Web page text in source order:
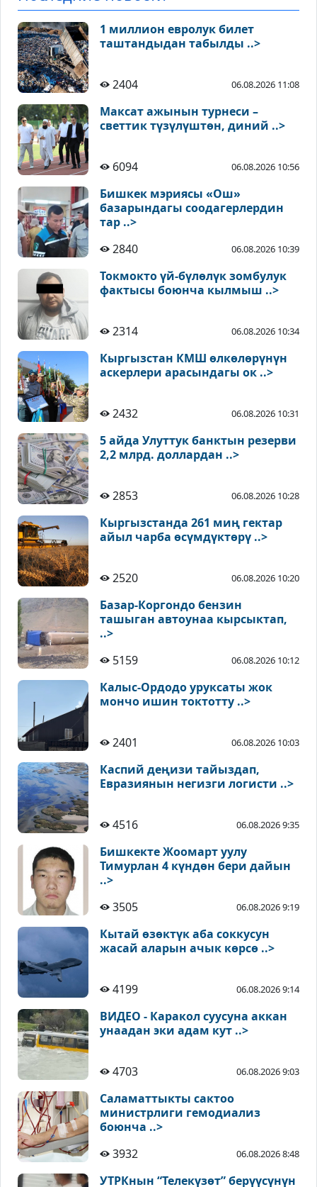
1 миллион евролук билет
таштандыдан табылды ..>
2404 06.08.2026 11:08
Максат ажынын турнеси –
светтик түзүлүштөн, диний ..>
6094 06.08.2026 10:56
Бишкек мэриясы «Ош»
базарындагы соодагерлердин
тар ..>
2840
06.08.2026 10:39
Токмокто үй-бүлөлүк зомбулук
фактысы боюнча кылмыш ..>
2314 06.08.2026 10:34
Кыргызстан КМШ өлкөлөрүнүн
аскерлери арасындагы ок ..>
2432 06.08.2026 10:31
5 айда Улуттук банктын резерви
2,2 млрд. доллардан ..>
2853 06.08.2026 10:28
Кыргызстанда 261 миң гектар
айыл чарба өсүмдүктөрү ..>
2520 06.08.2026 10:20
Базар-Коргондо бензин
ташыган автоунаа кырсыктап,
..>
5159
06.08.2026 10:12
Калыс-Ордодо уруксаты жок
мончо ишин токтотту ..>
2401 06.08.2026 10:03
Каспий деңизи тайыздап,
Евразиянын негизги логисти ..>
4516 06.08.2026 9:35
Бишкекте Жоомарт уулу
Тимурлан 4 күндөн бери дайын
..>
3505
06.08.2026 9:19
Кытай өзөктүк аба соккусун
жасай аларын ачык көрсө ..>
4199 06.08.2026 9:14
ВИДЕО - Каракол суусуна аккан
унаадан эки адам кут ..>
4703 06.08.2026 9:03
Саламаттыкты сактоо
министрлиги гемодиализ
боюнча ..>
3932
06.08.2026 8:48
УТРКнын “Телекүзөт” берүүсүнүн